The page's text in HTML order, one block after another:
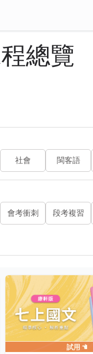
總覽
社會 閩客語
會考衝刺 段考複習
試用